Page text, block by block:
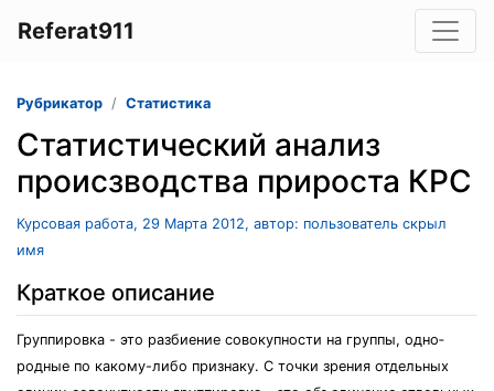
Referat911
Рубрикатор Статистика
Статистический анализ
происзводства прироста КРС
Курсовая работа, 29 Марта 2012, автор: пользователь скрыл
имя
Краткое описание
Группировка - это разбиение совокупности на группы, одно­
родные по какому-либо признаку. С точки зрения отдельных